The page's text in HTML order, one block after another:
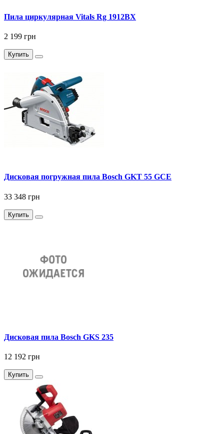
Пила циркулярная Vitals Rg 1912BX
2 199 грн
Купить
Дисковая погружная пила Bosch GKT 55 GCE
33 348 грн
Купить
Дисковая пила Bosch GKS 235
12 192 грн
Купить